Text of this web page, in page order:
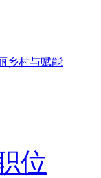
乡村与赋能
位